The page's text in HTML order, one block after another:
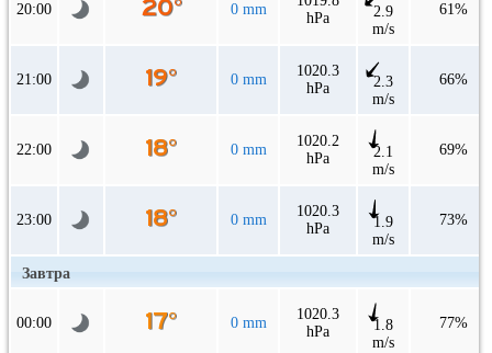
20:00 0 mm
hPa
2.9
m/s
61%
21:00 0 mm
1020.3
hPa
2.3
m/s
66%
22:00 0 mm
1020.2
hPa
2.1
m/s
69%
23:00 0 mm
1020.3
hPa
1.9
m/s
73%
Завтра
00:00 0 mm
1020.3
hPa
1.8
m/s
77%